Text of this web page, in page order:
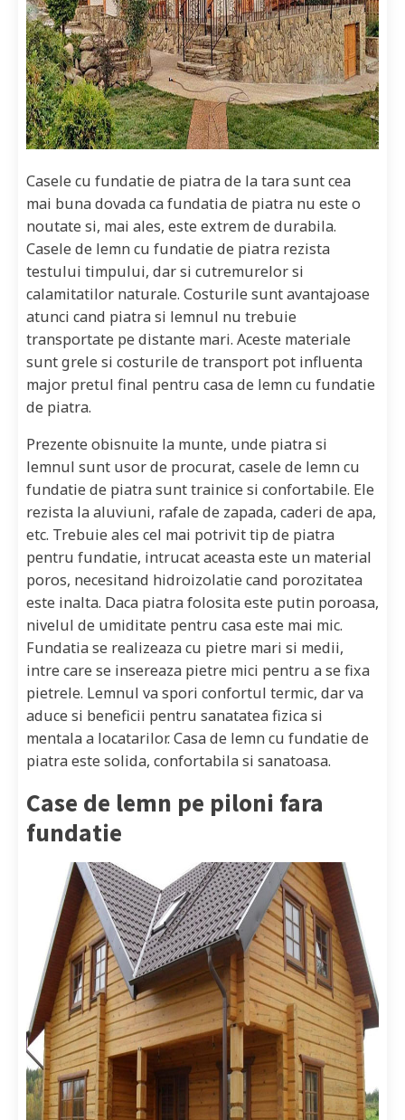
Casele cu fundatie de piatra de la tara sunt cea
mai buna dovada ca fundatia de piatra nu este o
noutate si, mai ales, este extrem de durabila.
Casele de lemn cu fundatie de piatra rezista
testului timpului, dar si cutremurelor si
calamitatilor naturale. Costurile sunt avantajoase
atunci cand piatra si lemnul nu trebuie
transportate pe distante mari. Aceste materiale
sunt grele si costurile de transport pot influenta
major pretul final pentru casa de lemn cu fundatie
de piatra.
Prezente obisnuite la munte, unde piatra si
lemnul sunt usor de procurat, casele de lemn cu
fundatie de piatra sunt trainice si confortabile. Ele
rezista la aluviuni, rafale de zapada, caderi de apa,
etc. Trebuie ales cel mai potrivit tip de piatra
pentru fundatie, intrucat aceasta este un material
poros, necesitand hidroizolatie cand porozitatea
este inalta. Daca piatra folosita este putin poroasa,
nivelul de umiditate pentru casa este mai mic.
Fundatia se realizeaza cu pietre mari si medii,
intre care se insereaza pietre mici pentru a se fixa
pietrele. Lemnul va spori confortul termic, dar va
aduce si beneficii pentru sanatatea fizica si
mentala a locatarilor. Casa de lemn cu fundatie de
piatra este solida, confortabila si sanatoasa.
Case de lemn pe piloni fara
fundatie